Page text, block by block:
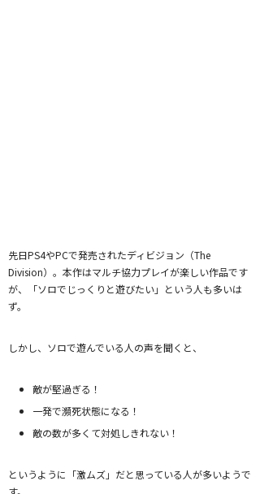
先日PS4やPCで発売されたディビジョン（The
Division）。本作はマルチ協力プレイが楽しい作品です
が、「ソロでじっくりと遊びたい」という人も多いは
ず。
しかし、ソロで遊んでいる人の声を聞くと、
敵が堅過ぎる！
一発で瀕死状態になる！
敵の数が多くて対処しきれない！
というように「激ムズ」だと思っている人が多いようで
す。